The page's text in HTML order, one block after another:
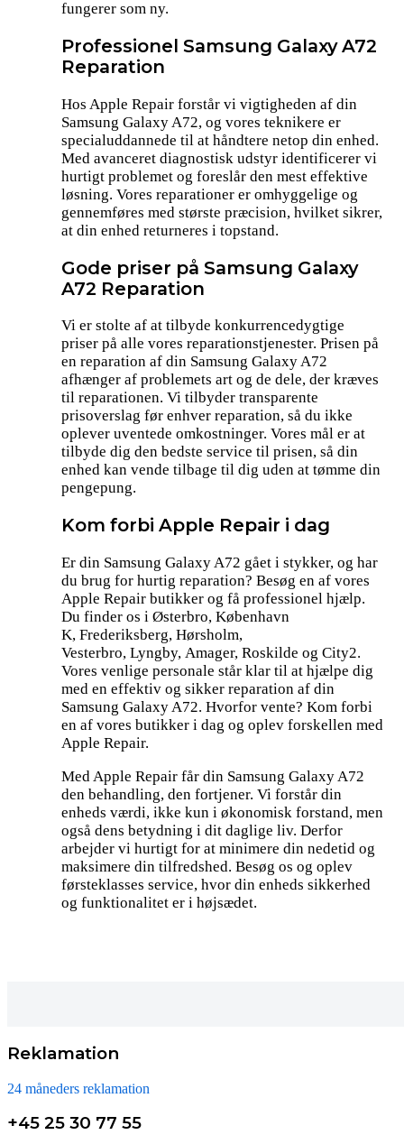
fungerer som ny.
Professionel Samsung Galaxy A72
Reparation
Hos Apple Repair forstår vi vigtigheden af din
Samsung Galaxy A72, og vores teknikere er
specialuddannede til at håndtere netop din enhed.
Med avanceret diagnostisk udstyr identificerer vi
hurtigt problemet og foreslår den mest effektive
løsning. Vores reparationer er omhyggelige og
gennemføres med største præcision, hvilket sikrer,
at din enhed returneres i topstand.
Gode priser på Samsung Galaxy
A72 Reparation
Vi er stolte af at tilbyde konkurrencedygtige
priser på alle vores reparationstjenester. Prisen på
en reparation af din Samsung Galaxy A72
afhænger af problemets art og de dele, der kræves
til reparationen. Vi tilbyder transparente
prisoverslag før enhver reparation, så du ikke
oplever uventede omkostninger. Vores mål er at
tilbyde dig den bedste service til prisen, så din
enhed kan vende tilbage til dig uden at tømme din
pengepung.
Kom forbi Apple Repair i dag
Er din Samsung Galaxy A72 gået i stykker, og har
du brug for hurtig reparation? Besøg en af vores
Apple Repair butikker og få professionel hjælp.
Du finder os i Østerbro, København
K, Frederiksberg, Hørsholm,
Vesterbro, Lyngby, Amager, Roskilde og City2.
Vores venlige personale står klar til at hjælpe dig
med en effektiv og sikker reparation af din
Samsung Galaxy A72. Hvorfor vente? Kom forbi
en af vores butikker i dag og oplev forskellen med
Apple Repair.
Med Apple Repair får din Samsung Galaxy A72
den behandling, den fortjener. Vi forstår din
enheds værdi, ikke kun i økonomisk forstand, men
også dens betydning i dit daglige liv. Derfor
arbejder vi hurtigt for at minimere din nedetid og
maksimere din tilfredshed. Besøg os og oplev
førsteklasses service, hvor din enheds sikkerhed
og funktionalitet er i højsædet.
Reklamation
24 måneders reklamation
+45 25 30 77 55